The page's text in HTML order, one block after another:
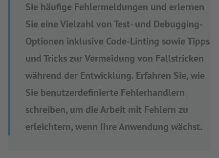
Sie häufige Fehlermeldungen und erlernen
Sie eine Vielzahl von Test- und Debugging-
Optionen inklusive Code-Linting sowie Tipps
und Tricks zur Vermeidung von Fallstricken
während der Entwicklung. Erfahren Sie, wie
Sie benutzerdefinierte Fehlerhandlern
schreiben, um die Arbeit mit Fehlern zu
erleichtern, wenn Ihre Anwendung wächst.